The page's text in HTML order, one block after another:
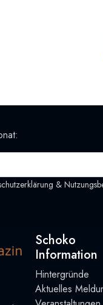
&
Schoko
Information
Hintergründe
Aktuelles